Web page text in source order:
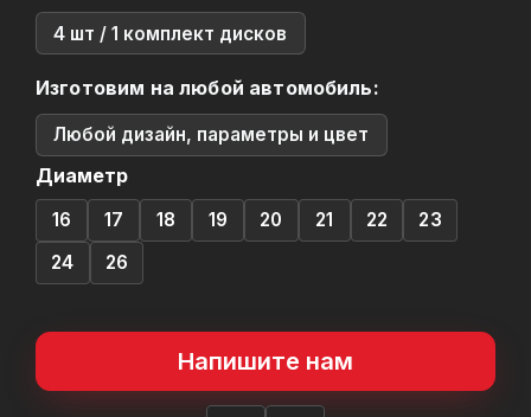
4 шт / 1 комплект дисков
Изготовим на любой автомобиль:
Любой дизайн, параметры и цвет
Диаметр
16 17 18 19 20 21 22
23
24
26
Напишите нам